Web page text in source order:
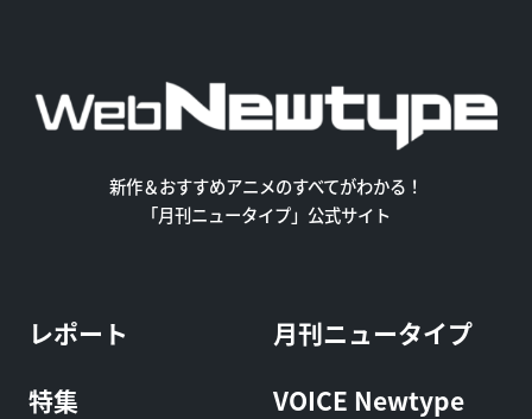
新作＆おすすめアニメのすべてがわかる！
「月刊ニュータイプ」公式サイト
レポート
特集
月刊ニュータイプ
VOICE Newtype